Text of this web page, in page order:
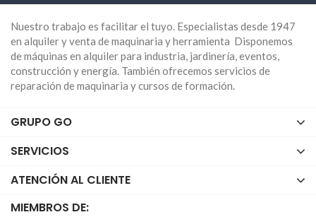
Nuestro trabajo es facilitar el tuyo. Especialistas desde 1947
en alquiler y venta de maquinaria y herramienta Disponemos
de máquinas en alquiler para industria, jardinería, eventos,
construcción y energía. También ofrecemos servicios de
reparación de maquinaria y cursos de formación.
GRUPO GO
SERVICIOS
ATENCIÓN AL CLIENTE
MIEMBROS DE: